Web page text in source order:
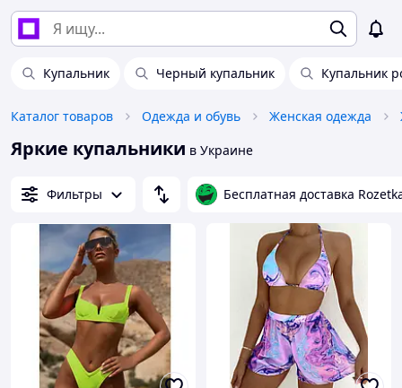
Купальник Черный купальник Купальник
Каталог товаров Одежда и обувь Женская одежда
Яркие купальники в Украине
Фильтры Бесплатная доставка